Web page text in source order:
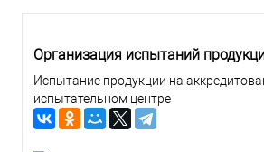
Организация испытаний
Испытание продукции на
испытательном центре